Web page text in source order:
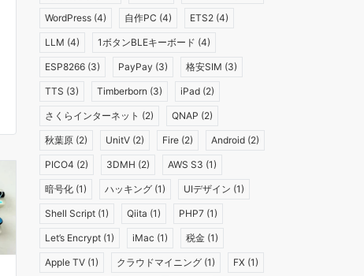
WordPress (4) 自作PC (4) ETS2 (4)
LLM (4) 1ボタンBLEキーボード (4)
ESP8266 (3) PayPay (3) 格安SIM (3)
TTS (3) Timberborn (3) iPad (2)
さくらインターネット (2) QNAP (2)
秋葉原 (2) UnitV (2) Fire (2) Android (2)
PICO4 (2) 3DMH (2) AWS S3 (1)
暗号化 (1) ハッキング (1) UIデザイン (1)
Shell Script (1) Qiita (1) PHP7 (1)
Let’s Encrypt (1) iMac (1) 税金 (1)
Apple TV (1) クラウドマイニング (1) FX (1)